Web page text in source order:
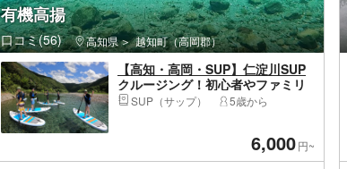
有機高揚
口コミ(56) 高知県 越知町（高岡郡）
【高知・高岡・SUP】仁淀川SUP
クルージング！初心者やファミリ
ーにおすすめ
SUP（サップ） 5歳から
6,000円~